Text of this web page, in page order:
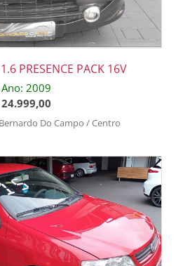
PRESENCE PACK 16V
Ano: 2009
24.999,00
Do Campo / Centro